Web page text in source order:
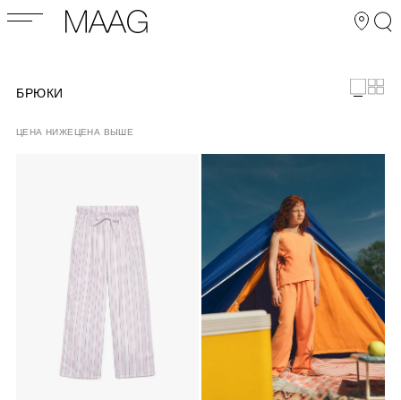
БРЮКИ
ЦЕНА НИЖЕ ЦЕНА ВЫШЕ